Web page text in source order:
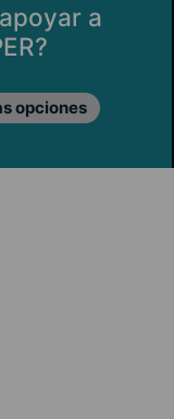
a
opciones